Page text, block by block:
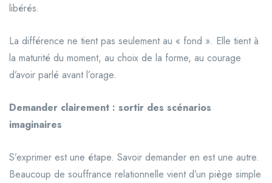
libérés.
La différence ne tient pas seulement au « fond ». Elle tient à
la maturité du moment, au choix de la forme, au courage
d’avoir parlé avant l’orage.
Demander clairement : sortir des scénarios
imaginaires
S’exprimer est une étape. Savoir demander en est une autre.
Beaucoup de souffrance relationnelle vient d’un piège simple